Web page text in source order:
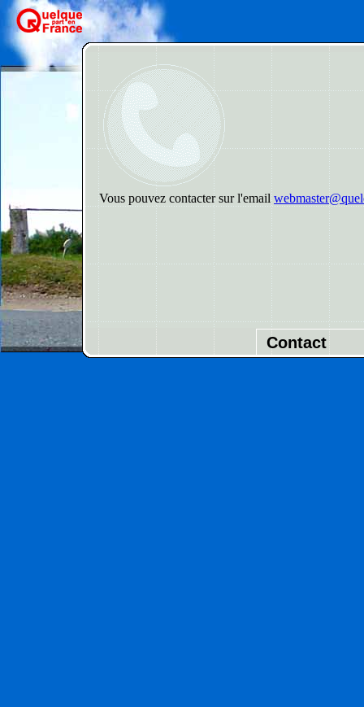
Vous pouvez contacter sur l'email
Contact